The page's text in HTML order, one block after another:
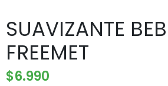
SUAVIZANTE
FREEMET
$6.990